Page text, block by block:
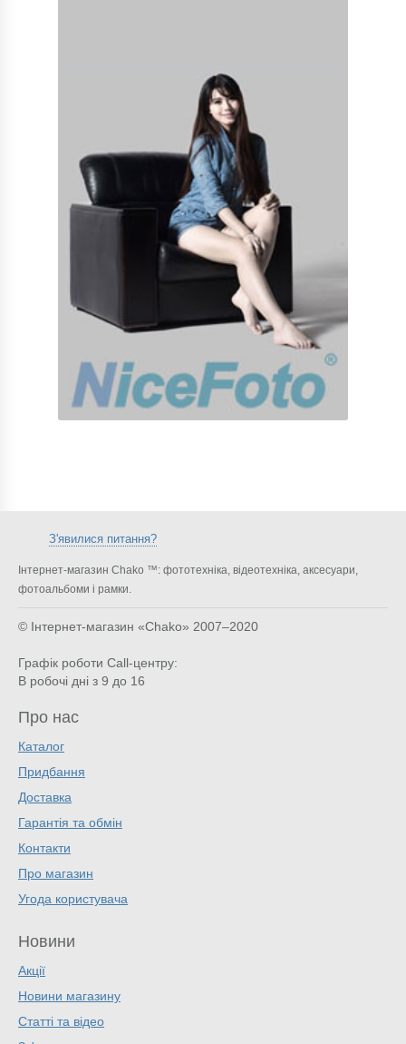
З'явилися питання?
Інтернет-магазин Chako ™: фототехніка, відеотехніка, аксесуари,
фотоальбоми і рамки.
© Інтернет-магазин «Chako» 2007–2020
Графік роботи Call-центру:
В робочі дні з 9 до 16
Про нас
Каталог
Придбання
Доставка
Гарантія та обмін
Контакти
Про магазин
Угода користувача
Новини
Акції
Новини магазину
Статті та відео